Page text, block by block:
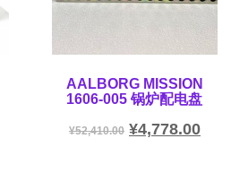
AALBORG MISSION
1606-005 锅炉配电盘
¥52,410.00 ¥4,778.00